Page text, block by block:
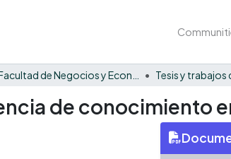
Tesis y trabajos
de conocimiento